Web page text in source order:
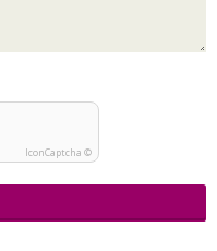
IconCaptcha ©